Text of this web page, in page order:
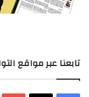
تابعنا عبر مواقع